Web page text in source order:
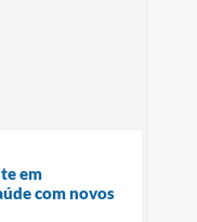
em
com novos